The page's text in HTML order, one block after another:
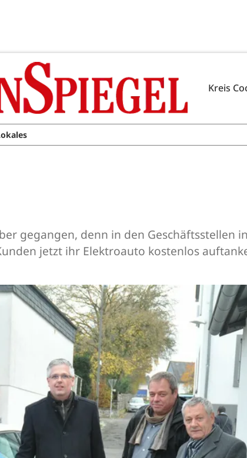
Kreis
gegangen, denn in den Geschäftsstellen
jetzt ihr Elektroauto kostenlos